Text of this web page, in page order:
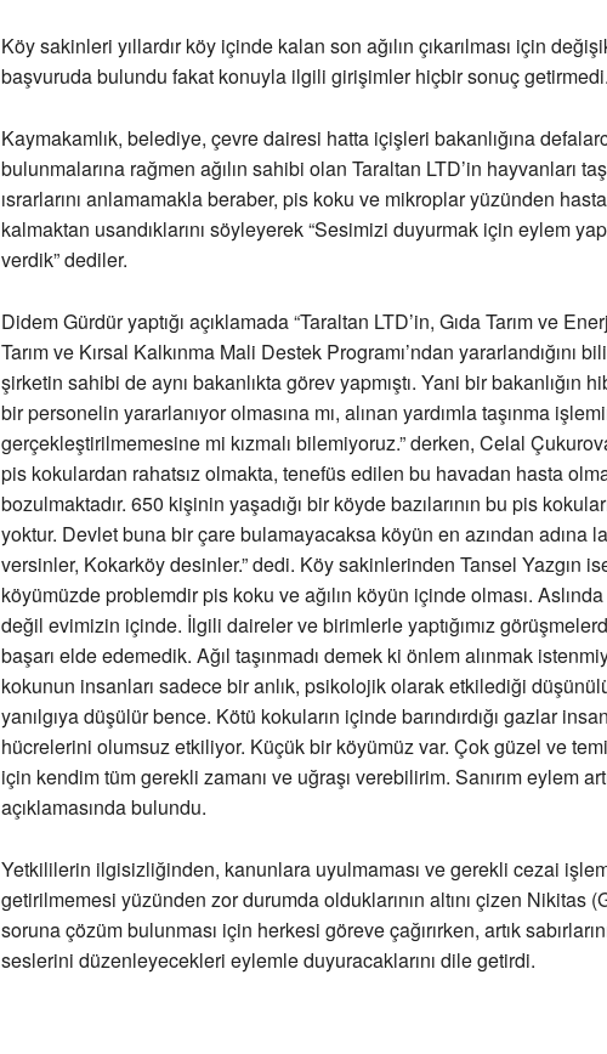
Köy sakinleri yıllardır köy içinde kalan son ağılın çıkarılması için
başvuruda bulundu fakat konuyla ilgili girişimler hiçbir sonuç getirmedi.
Kaymakamlık, belediye, çevre dairesi hatta içişleri bakanlığına
bulunmalarına rağmen ağılın sahibi olan Taraltan LTD’in hayvanları
ısrarlarını anlamamakla beraber, pis koku ve mikroplar yüzünden
kalmaktan usandıklarını söyleyerek “Sesimizi duyurmak için eylem
verdik” dediler.
Didem Gürdür yaptığı açıklamada “Taraltan LTD’in, Gıda Tarım ve
Tarım ve Kırsal Kalkınma Mali Destek Programı’ndan yararlandığını
şirketin sahibi de aynı bakanlıkta görev yapmıştı. Yani bir bakanlığın
bir personelin yararlanıyor olmasına mı, alınan yardımla taşınma
gerçekleştirilmemesine mi kızmalı bilemiyoruz.” derken, Celal
pis kokulardan rahatsız olmakta, tenefüs edilen bu havadan hasta
bozulmaktadır. 650 kişinin yaşadığı bir köyde bazılarının bu pis
yoktur. Devlet buna bir çare bulamayacaksa köyün en azından adına
versinler, Kokarköy desinler.” dedi. Köy sakinlerinden Tansel Yazgın ise
köyümüzde problemdir pis koku ve ağılın köyün içinde olması.
değil evimizin içinde. İlgili daireler ve birimlerle yaptığımız
başarı elde edemedik. Ağıl taşınmadı demek ki önlem alınmak
kokunun insanları sadece bir anlık, psikolojik olarak etkilediği
yanılgıya düşülür bence. Kötü kokuların içinde barındırdığı gazlar
hücrelerini olumsuz etkiliyor. Küçük bir köyümüz var. Çok güzel ve
için kendim tüm gerekli zamanı ve uğraşı verebilirim. Sanırım eylem
açıklamasında bulundu.
Yetkililerin ilgisizliğinden, kanunlara uyulmaması ve gerekli cezai
getirilmemesi yüzünden zor durumda olduklarının altını çizen Nikitas
soruna çözüm bulunması için herkesi göreve çağırırken, artık
seslerini düzenleyecekleri eylemle duyuracaklarını dile getirdi.